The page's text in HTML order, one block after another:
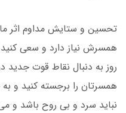
تحسین و ستایش مداوم اثر
همسرش نیاز دارد و سعی کنید
روز به دنبال نقاط قوت جدید
همسرتان را برجسته کنید و
نباید سرد و بی روح باشد و